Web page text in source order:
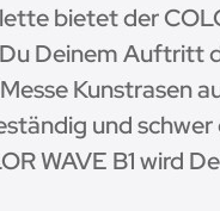
bietet der
Deinem Auftritt
Kunstrasen
und
WAVE B1 wird